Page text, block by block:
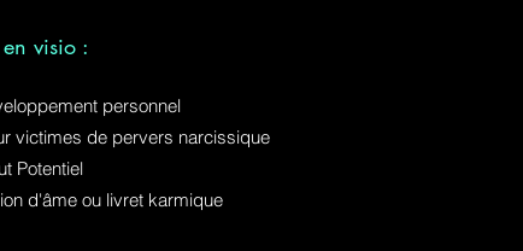
visio :
personnel
victimes de pervers narcissique
Potentiel
d'âme ou livret karmique